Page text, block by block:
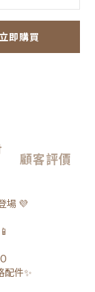
立即購買
顧客評價
場 💜
配件✨